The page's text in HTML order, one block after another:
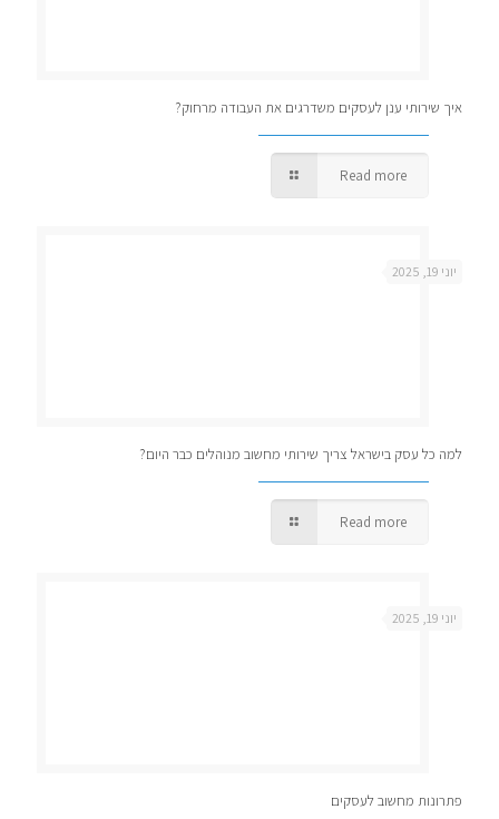
איך שירותי ענן לעסקים משדרגים את העבודה מרחוק?
Read more
יוני 19, 2025
למה כל עסק בישראל צריך שירותי מחשוב מנוהלים כבר היום?
Read more
יוני 19, 2025
פתרונות מחשוב לעסקים